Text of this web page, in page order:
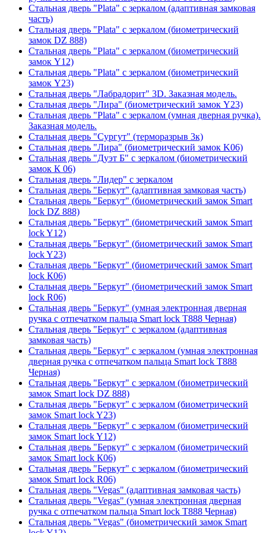
Стальная дверь "Plata" с зеркалом (адаптивная замковая
часть)
Стальная дверь "Plata" с зеркалом (биометрический
замок DZ 888)
Стальная дверь "Plata" с зеркалом (биометрический
замок Y12)
Стальная дверь "Plata" с зеркалом (биометрический
замок Y23)
Стальная дверь "Лабрадорит" 3D. Заказная модель.
Стальная дверь "Лира" (биометрический замок Y23)
Стальная дверь "Plata" с зеркалом (умная дверная ручка).
Заказная модель.
Стальная дверь "Сургут" (терморазрыв 3к)
Стальная дверь "Лира" (биометрический замок K06)
Стальная дверь "Дуэт Б" с зеркалом (биометрический
замок К 06)
Стальная дверь "Лидер" с зеркалом
Стальная дверь "Беркут" (адаптивная замковая часть)
Стальная дверь "Беркут" (биометрический замок Smart
lock DZ 888)
Стальная дверь "Беркут" (биометрический замок Smart
lock Y12)
Стальная дверь "Беркут" (биометрический замок Smart
lock Y23)
Стальная дверь "Беркут" (биометрический замок Smart
lock К06)
Стальная дверь "Беркут" (биометрический замок Smart
lock R06)
Стальная дверь "Беркут" (умная электронная дверная
ручка с отпечатком пальца Smart lock T888 Черная)
Стальная дверь "Беркут" с зеркалом (адаптивная
замковая часть)
Стальная дверь "Беркут" с зеркалом (умная электронная
дверная ручка с отпечатком пальца Smart lock T888
Черная)
Стальная дверь "Беркут" с зеркалом (биометрический
замок Smart lock DZ 888)
Стальная дверь "Беркут" с зеркалом (биометрический
замок Smart lock Y23)
Стальная дверь "Беркут" с зеркалом (биометрический
замок Smart lock Y12)
Стальная дверь "Беркут" с зеркалом (биометрический
замок Smart lock К06)
Стальная дверь "Беркут" с зеркалом (биометрический
замок Smart lock R06)
Стальная дверь "Vegas" (адаптивная замковая часть)
Стальная дверь "Vegas" (умная электронная дверная
ручка с отпечатком пальца Smart lock T888 Черная)
Стальная дверь "Vegas" (биометрический замок Smart